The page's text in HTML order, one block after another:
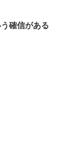
確信がある